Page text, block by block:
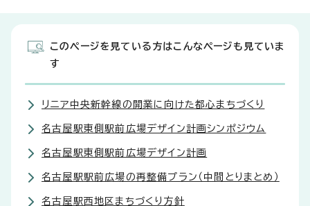
このページを見ている方はこんなページも見ていま
す
リニア中央新幹線の開業に向けた都心まちづくり
名古屋駅東側駅前広場デザイン計画シンポジウム
名古屋駅東側駅前広場デザイン計画
名古屋駅駅前広場の再整備プラン（中間とりまとめ）
名古屋駅西地区まちづくり方針